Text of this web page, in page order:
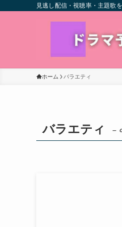
見逃し配信・視聴率・主題歌
ホーム バラエティ
バラエティ –